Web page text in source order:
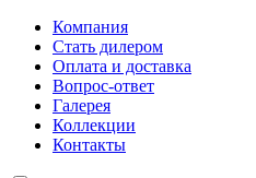
Компания
Стать дилером
Оплата и доставка
Вопрос-ответ
Галерея
Коллекции
Контакты